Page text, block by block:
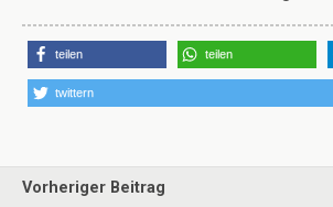
teilen teilen
twittern
Vorheriger Beitrag